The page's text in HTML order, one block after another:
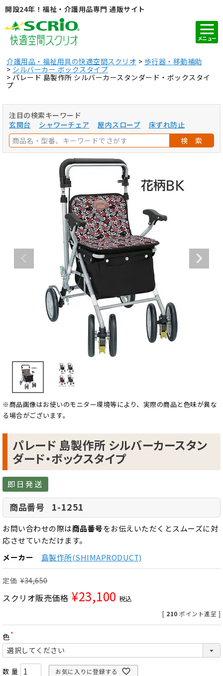
開設24年！福祉・介護用品専門 通販サイト
メニュー
介護用品・福祉用具の快適空間スクリオ
歩行器・移動補助
シルバーカー ボックスタイプ
パレード 島製作所 シルバーカースタンダード・ボックスタイ
プ
注目の検索キーワード
玄関台
シャワーチェア 屋内スロープ
床ずれ防止
検 索
※商品画像はお使いのモニター環境等により、実際の商品と色味が異な
る場合がございます。
パレード 島製作所 シルバーカースタン
ダード・ボックスタイプ
即日発送
商品番号 1-1251
お問い合わせの際は商品番号をお伝えいただくとスムーズに対
応させていただけます。
メーカー
島製作所(SHIMAPRODUCT)
定価 ¥34,650
スクリオ販売価格 ¥23,100 税込
[ 210 ポイント進呈 ]
色
(
必
須
)
お気に入りに登録する